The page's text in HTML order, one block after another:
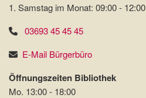
1. Samstag im Monat: 09:00 - 12:00
03693 45 45 45
E-Mail Bürgerbüro
Öffnungszeiten Bibliothek
Mo. 13:00 - 18:00